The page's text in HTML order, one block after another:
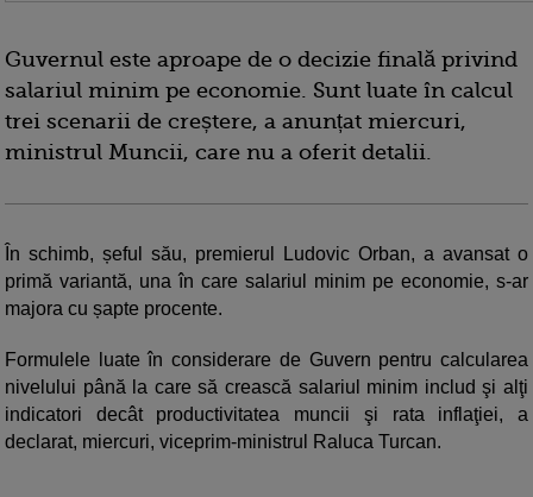
Guvernul este aproape de o decizie finală privind
salariul minim pe economie. Sunt luate în calcul
trei scenarii de creștere, a anunțat miercuri,
ministrul Muncii, care nu a oferit detalii.
În schimb, șeful său, premierul Ludovic Orban, a avansat o
primă variantă, una în care salariul minim pe economie, s-ar
majora cu șapte procente.
Formulele luate în considerare de Guvern pentru calcularea
nivelului până la care să crească salariul minim includ şi alţi
indicatori decât productivitatea muncii şi rata inflaţiei, a
declarat, miercuri, viceprim-ministrul Raluca Turcan.